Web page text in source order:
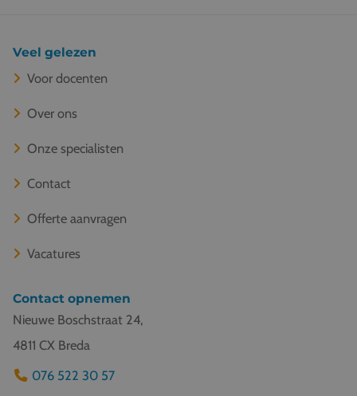
Veel gelezen
Voor docenten
Over ons
Onze specialisten
Contact
Offerte aanvragen
Vacatures
Contact opnemen
Nieuwe Boschstraat 24,
4811 CX Breda
076 522 30 57